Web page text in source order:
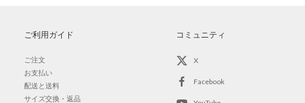
ご利用ガイド
ご注文
お支払い
配送と送料
サイズ交換・返品
コミュニティ
X
Facebook